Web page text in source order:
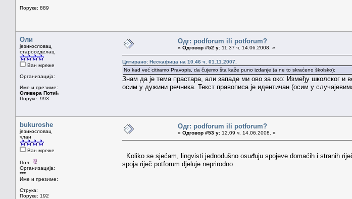
Поруке: 889
Оли
језикословац
староседелац
Ван мреже
Организација:
Име и презиме:
Оливера Потић
Поруке: 993
Одг: podforum ili potforum?
« Одговор #52 у: 11.37 ч. 14.06.2008. »
Цитирано: Нескафица на 10.46 ч. 01.11.2007.
No kad već citiramo Pravopis, da čujemo šta kaže puno izdanje (a ne to skraćeno školsko):
Знам да је тема прастара, али западе ми ово за око: Између школског и
осим у дужини речника. Текст правописа је идентичан (осим у
bukuroshe
језикословац
члан
Ван мреже
Пол:
Организација:
***
Име и презиме:
Струка:
Поруке: 192
Одг: podforum ili potforum?
« Одговор #53 у: 12.09 ч. 14.06.2008. »
Koliko se sjećam, lingvisti jednodušno osuđuju spojeve domaćih i stranih
spoja riječ potforum djeluje neprirodno...